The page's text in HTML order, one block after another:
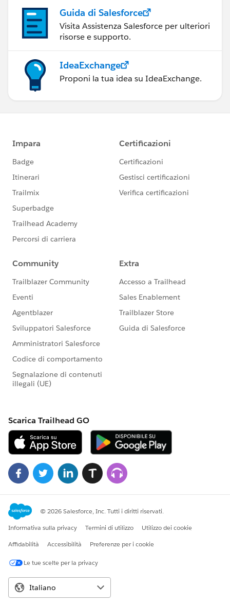
    }
}
Please check the below links for reference.
http://salesforce.stackexchange.com/questions/8
7679/custom-visualforce-picklist-value-passing-to-
controller
(http://salesforce.stackexchange.com/questions/7
644/possible-to-pass-selected-picklist-value-to-
controller-via-apexparam)
644/possible-to-pass-selected-picklist-value-to-
BestRegards
​RahulKumar
Guida di Salesforce
Visita Assistenza Salesforce per ulteriori
risorse e supporto.
IdeaExchange
Proponi la tua idea su IdeaExchange.